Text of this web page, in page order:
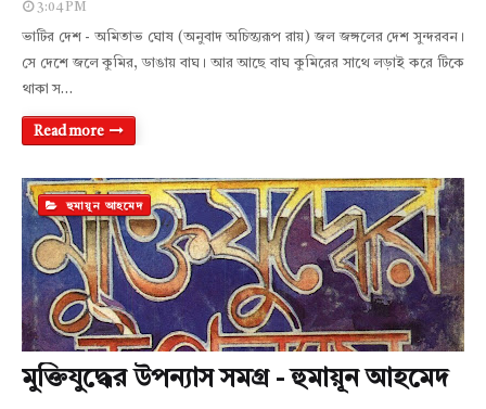
3:04 PM
ভাটির দেশ - অমিতাভ ঘোষ (অনুবাদ অচিন্ত্যরূপ রায়) জল জঙ্গলের দেশ সুন্দরবন।
সে দেশে জলে কুমির, ডাঙায় বাঘ। আর আছে বাঘ কুমিরের সাথে লড়াই করে টিকে
থাকা স…
Read more
হুমায়ূন আহমেদ
মুক্তিযুদ্ধের উপন্যাস সমগ্র - হুমায়ূন আহমেদ